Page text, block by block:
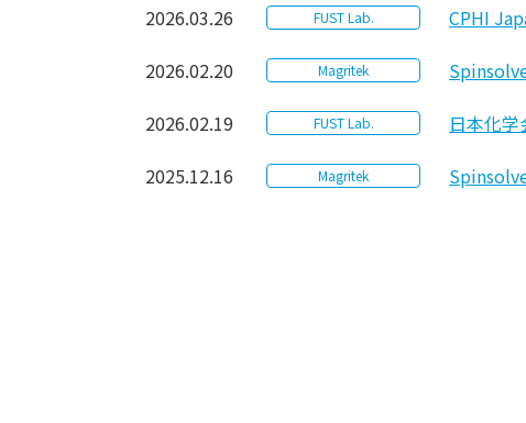
2026.03.26
FUST Lab.
CPHI
2026.02.20
Magritek
2026.02.19
FUST Lab.
日本化
2025.12.16
Magritek